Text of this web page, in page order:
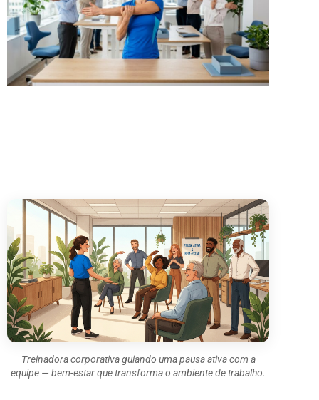
Treinadora corporativa guiando uma pausa ativa com a
equipe — bem-estar que transforma o ambiente de trabalho.